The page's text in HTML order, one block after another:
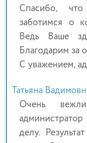
Спасибо,
заботимся о
Ведь Ваше
Благодарим за
С уважением,
Татьяна
Очень
делу.